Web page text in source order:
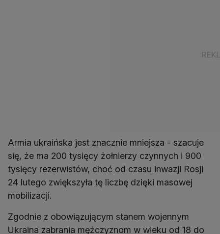
Armia ukraińska jest znacznie mniejsza - szacuje
się, że ma 200 tysięcy żołnierzy czynnych i 900
tysięcy rezerwistów, choć od czasu inwazji Rosji
24 lutego zwiększyła tę liczbę dzięki masowej
mobilizacji.
Zgodnie z obowiązującym stanem wojennym
Ukraina zabrania mężczyznom w wieku od 18 do